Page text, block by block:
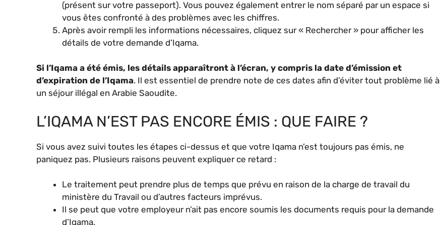
(présent sur votre passeport). Vous pouvez également entrer le nom séparé par un espace si
vous êtes confronté à des problèmes avec les chiffres.
Après avoir rempli les informations nécessaires, cliquez sur « Rechercher » pour afficher les
détails de votre demande d’Iqama.
Si l’Iqama a été émis, les détails apparaîtront à l’écran, y compris la date d’émission et
d’expiration de l’Iqama. Il est essentiel de prendre note de ces dates afin d’éviter tout problème lié à
un séjour illégal en Arabie Saoudite.
L’IQAMA N’EST PAS ENCORE ÉMIS : QUE FAIRE ?
Si vous avez suivi toutes les étapes ci-dessus et que votre Iqama n’est toujours pas émis, ne
paniquez pas. Plusieurs raisons peuvent expliquer ce retard :
Le traitement peut prendre plus de temps que prévu en raison de la charge de travail du
ministère du Travail ou d’autres facteurs imprévus.
Il se peut que votre employeur n’ait pas encore soumis les documents requis pour la demande
d’Iqama.